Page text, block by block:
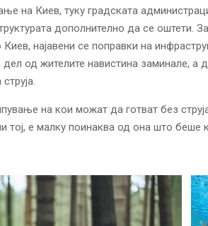
на Киев, туку градската
дополнително да се оштети.
Киев, најавени се поправки на
од жителите навистина заминале, а
на кои можат да готват без
тој, е малку поинаква од она што беше